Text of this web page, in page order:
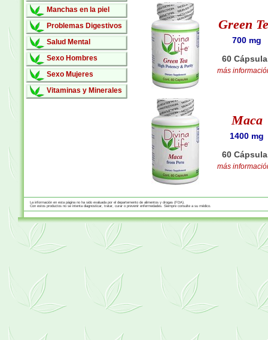
Manchas en la piel
Problemas Digestivos
Salud Mental
Sexo Hombres
Sexo Mujeres
Vitaminas y Minerales
Green
700 mg
60
más
Maca
1400 mg
60
más
La información en esta página no ha sido evaluada por el departemento de alimentos y drogas (FDA).
Con estos productos no se intenta diagnosticar, tratar, curar o prevenir enfermedades. Siempre consulte a su médico.